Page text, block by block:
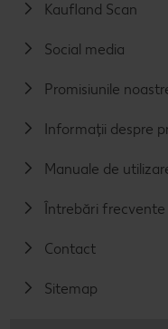
Kaufland Scan
Social media
Promisiunile
Informații despre
Manuale de
Întrebări frecvente
Contact
Sitemap